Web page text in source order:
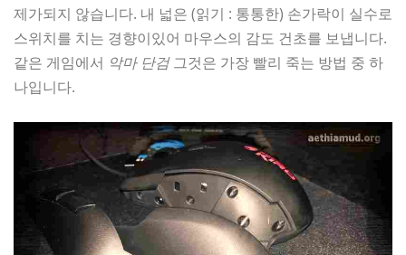
제가되지 않습니다. 내 넓은 (읽기 : 통통한) 손가락이 실수로
스위치를 치는 경향이있어 마우스의 감도 건초를 보냅니다.
같은 게임에서 악마 단검그것은 가장 빨리 죽는 방법 중 하
나입니다.